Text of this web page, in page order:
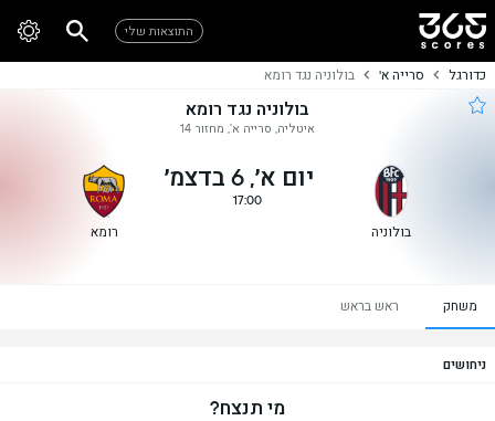
התוצאות שלי
כדורגל סרייה א' בולוניה נגד רומא
בולוניה נגד רומא
איטליה, סרייה א', מחזור 14
בולוניה
יום א׳, 6 בדצמ׳
17:00
רומא
משחק ראש בראש
ניחושים
מי תנצח?